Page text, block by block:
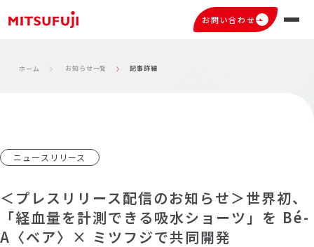
お問い合わせ
ホーム お知らせ一覧 記事詳細
ニュースリリース
＜プレスリリース配信のお知らせ＞世界初、
「経血量を計測できる吸水ショーツ」を Bé-
A〈ベア〉× ミツフジで共同開発